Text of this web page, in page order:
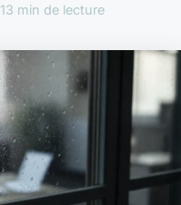
13 min de lecture